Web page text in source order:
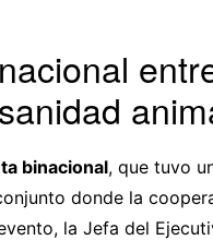
binacional, que tuvo
donde la
la Jefa del